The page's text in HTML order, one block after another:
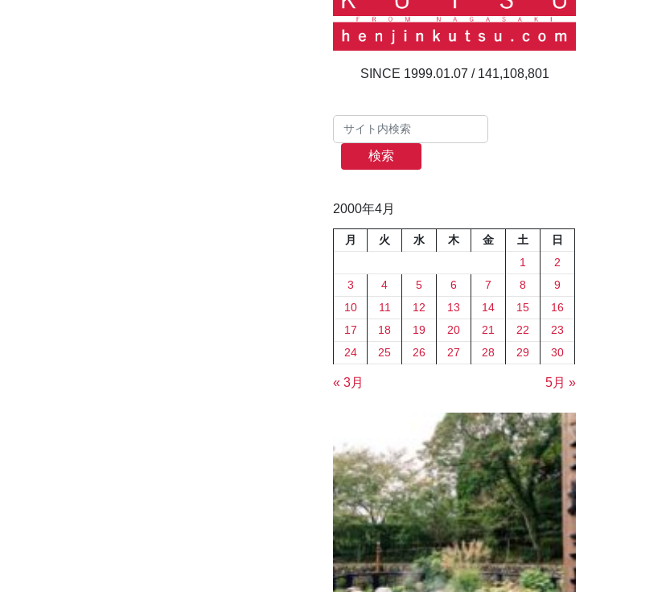
141,108,801
検索
2000年4月
月 火 水 木 金 土
日
1
2
3
4 5 6 7 8
9
10
11 12 13 14 15
16
17
18 19 20 21 22
23
24
25 26 27 28 29 30
« 3月 5月 »